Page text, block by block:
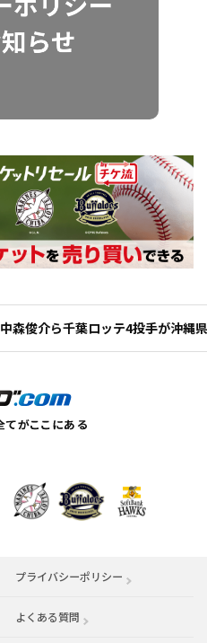
中森俊介ら千葉ロッテ4投手が沖縄
プライバシーポリシー
よくある質問